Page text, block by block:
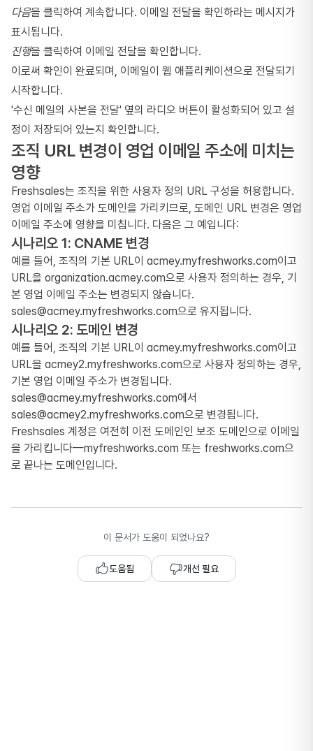
다음을 클릭하여 계속합니다. 이메일 전달을 확인하라는 메시지가
표시됩니다.
진행을 클릭하여 이메일 전달을 확인합니다.
이로써 확인이 완료되며, 이메일이 웹 애플리케이션으로 전달되기
시작합니다.
'수신 메일의 사본을 전달' 옆의 라디오 버튼이 활성화되어 있고 설
정이 저장되어 있는지 확인합니다.
조직 URL 변경이 영업 이메일 주소에 미치는
영향
Freshsales는 조직을 위한 사용자 정의 URL 구성을 허용합니다.
영업 이메일 주소가 도메인을 가리키므로, 도메인 URL 변경은 영업
이메일 주소에 영향을 미칩니다. 다음은 그 예입니다:
시나리오 1: CNAME 변경
예를 들어, 조직의 기본 URL이 acmey.myfreshworks.com이고
URL을 organization.acmey.com으로 사용자 정의하는 경우, 기
본 영업 이메일 주소는 변경되지 않습니다.
sales@acmey.myfreshworks.com으로 유지됩니다.
시나리오 2: 도메인 변경
예를 들어, 조직의 기본 URL이 acmey.myfreshworks.com이고
URL을 acmey2.myfreshworks.com으로 사용자 정의하는 경우,
기본 영업 이메일 주소가 변경됩니다.
sales@acmey.myfreshworks.com에서
sales@acmey2.myfreshworks.com으로 변경됩니다.
Freshsales 계정은 여전히 이전 도메인인 보조 도메인으로 이메일
을 가리킵니다—myfreshworks.com 또는 freshworks.com으
로 끝나는 도메인입니다.
이 문서가 도움이 되었나요?
도움됨 개선 필요